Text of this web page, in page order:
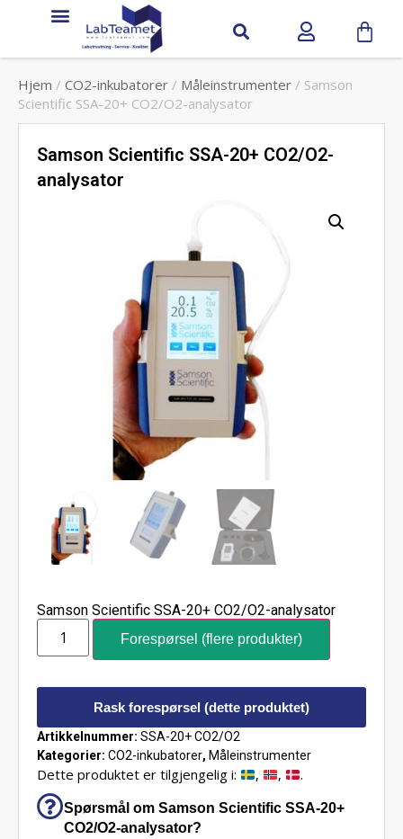
Hjem / CO2-inkubatorer / Måleinstrumenter / Samson
Scientific SSA-20+ CO2/O2-analysator
Samson Scientific SSA-20+ CO2/O2-
analysator
Samson Scientific SSA-20+ CO2/O2-analysator
Forespørsel (flere produkter)
Rask forespørsel (dette produktet)
Artikkelnummer: SSA-20+ CO2/O2
Kategorier: CO2-inkubatorer, Måleinstrumenter
Dette produktet er tilgjengelig i: , , .
Spørsmål om Samson Scientific SSA-20+
CO2/O2-analysator?